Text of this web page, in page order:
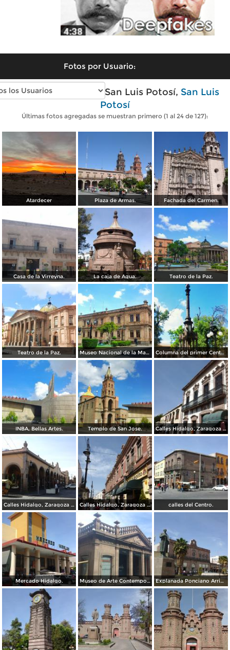
Fotos por Usuario:
Fotos modernas de San Luis Potosí, San Luis
Potosí
Últimas fotos agregadas se muestran primero (1 al 24 de 127):
Atardecer Plaza de Armas. Fachada del Carmen.
Casa de la Virreyna. La caja de Agua. Teatro de la Paz.
Teatro de la Paz. Museo Nacional de la Mascara. Columna del primer Centenario de Mexico.
INBA, Bellas Artes. Templo de San Jose. Calles Hidalgo, Zaragoza y calzada de Guadalupe.
Calles Hidalgo, Zaragoza y calzada de Guadalupe. Calles Hidalgo, Zaragoza y calzada de Guadalupe. calles del Centro.
Mercado Hidalgo. Museo de Arte Contemporaneo, Antigua oficina postal. Explanada Ponciano Arriaga, frente al mercado Hidalgo.